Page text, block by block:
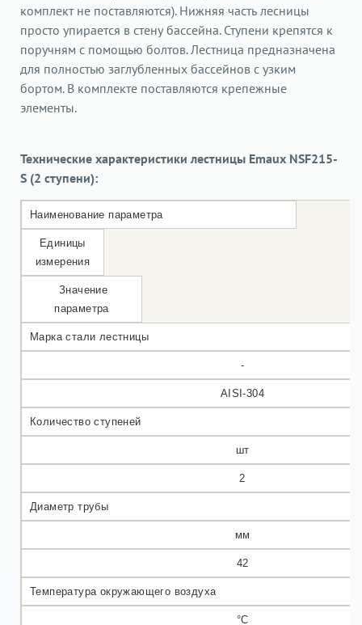
комплект не поставляются). Нижняя часть лесницы
просто упирается в стену бассейна. Ступени крепятся к
поручням с помощью болтов. Лестница предназначена
для полностью заглубленных бассейнов с узким
бортом. В комплекте поставляются крепежные
элементы.
Технические характеристики лестницы Emaux NSF215-
S (2 ступени):
Наименование параметра
Единицы
измерения
Значение
параметра
Марка стали лестницы
-
AISI-304
Количество ступеней
шт
2
Диаметр трубы
мм
42
Температура окружающего воздуха
°C